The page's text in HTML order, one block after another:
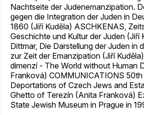
Nachtseite der Judenemanzipation.
gegen die Integration der Juden in
1860 (Jiří Kuděla) ASCHKENAS,
Geschichte und Kultur der Juden (Jiří
Dittmar, Die Darstellung der Juden in
zur Zeit der Emanzipation (Jiří
dimenzí - The World without Human
Franková) COMMUNICATIONS
Deportations of Czech Jews and
Ghetto of Terezín (Anita Franková)
State Jewish Museum in Prague in